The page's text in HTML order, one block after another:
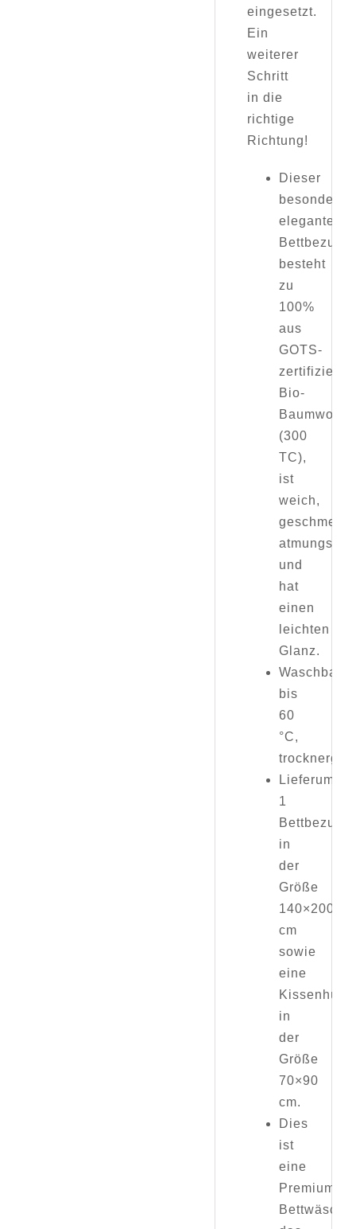
eingesetzt.
Ein
weiterer
Schritt
in die
richtige
Richtung!
Dieser
besonders
elegante
Bettbezug
besteht
zu
100%
aus
GOTS-
Bio-
(300
TC),
ist
weich,
und
hat
einen
leichten
Glanz.
Waschbar
bis
60
°C,
1
Bettbezug
in
der
Größe
140×200
cm
sowie
eine
Kissenhülle
in
der
Größe
70×90
cm.
Dies
ist
eine
Premium
Bettwäsche,